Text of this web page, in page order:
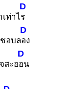
ท่าไ
D
ร
อบล
D
อง
สะอ
D
อน